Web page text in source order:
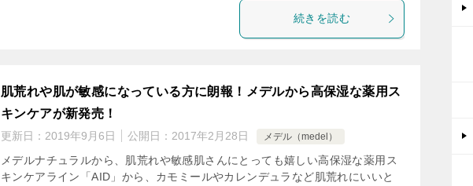
続きを読む
肌荒れや肌が敏感になっている方に朗報！メデルから高保湿な薬用ス
キンケアが新発売！
更新日： 2019年9月6日 公開日： 2017年2月28日 メデル（medel）
メデルナチュラルから、肌荒れや敏感肌さんにとっても嬉しい高保湿な薬用ス
キンケアライン「AID」から、カモミールやカレンデュラなど肌荒れにいいと